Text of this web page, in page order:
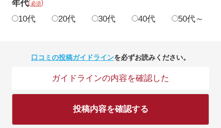
年代 必須
10代 20代 30代 40代 50代～
口コミの投稿ガイドラインを必ずお読みください。
ガイドラインの内容を確認した
投稿内容を確認する